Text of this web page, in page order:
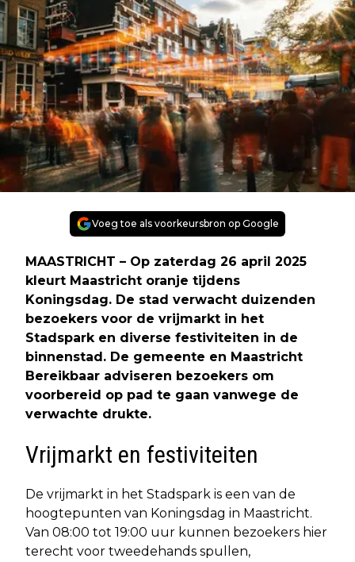
Voeg toe als voorkeursbron op Google
MAASTRICHT – Op zaterdag 26 april 2025
kleurt Maastricht oranje tijdens
Koningsdag. De stad verwacht duizenden
bezoekers voor de vrijmarkt in het
Stadspark en diverse festiviteiten in de
binnenstad. De gemeente en Maastricht
Bereikbaar adviseren bezoekers om
voorbereid op pad te gaan vanwege de
verwachte drukte.​
Vrijmarkt en festiviteiten
De vrijmarkt in het Stadspark is een van de
hoogtepunten van Koningsdag in Maastricht.
Van 08:00 tot 19:00 uur kunnen bezoekers hier
terecht voor tweedehands spullen,